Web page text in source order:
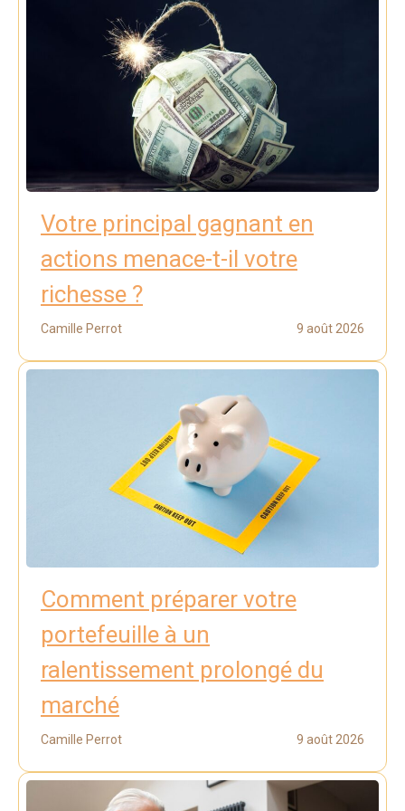
Votre principal gagnant en
actions menace-t-il votre
richesse ?
Camille Perrot 9 août 2026
Comment préparer votre
portefeuille à un
ralentissement prolongé du
marché
Camille Perrot 9 août 2026